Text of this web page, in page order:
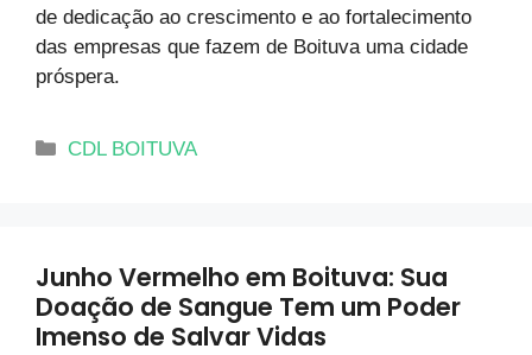
de dedicação ao crescimento e ao fortalecimento
das empresas que fazem de Boituva uma cidade
próspera.
CDL BOITUVA
Junho Vermelho em Boituva: Sua
Doação de Sangue Tem um Poder
Imenso de Salvar Vidas